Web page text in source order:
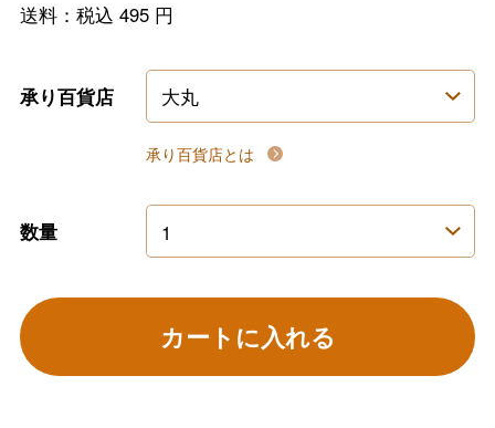
送料：税込 495円
承り百貨店
承り百貨店とは
数量
カートに入れる